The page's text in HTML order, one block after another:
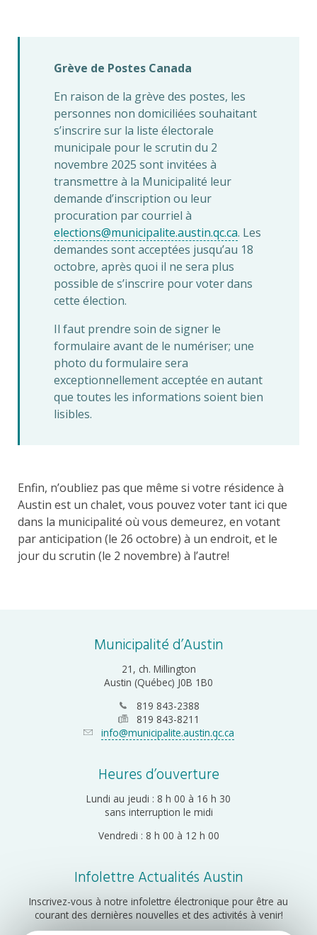
Grève de Postes Canada
En raison de la grève des postes, les
personnes non domiciliées souhaitant
s’inscrire sur la liste électorale
municipale pour le scrutin du 2
novembre 2025 sont invitées à
transmettre à la Municipalité leur
demande d’inscription ou leur
procuration par courriel à
elections@municipalite.austin.qc.ca. Les
demandes sont acceptées jusqu’au 18
octobre, après quoi il ne sera plus
possible de s’inscrire pour voter dans
cette élection.
Il faut prendre soin de signer le
formulaire avant de le numériser; une
photo du formulaire sera
exceptionnellement acceptée en autant
que toutes les informations soient bien
lisibles.
Enfin, n’oubliez pas que même si votre résidence à
Austin est un chalet, vous pouvez voter tant ici que
dans la municipalité où vous demeurez, en votant
par anticipation (le 26 octobre) à un endroit, et le
jour du scrutin (le 2 novembre) à l’autre!
Municipalité d’Austin
21, ch. Millington
Austin (Québec) J0B 1B0
819 843-2388
819 843-8211
info@municipalite.austin.qc.ca
Heures d’ouverture
Lundi au jeudi : 8 h 00 à 16 h 30
sans interruption le midi
Vendredi : 8 h 00 à 12 h 00
Infolettre Actualités Austin
Inscrivez-vous à notre infolettre électronique pour être au
courant des dernières nouvelles et des activités à venir!